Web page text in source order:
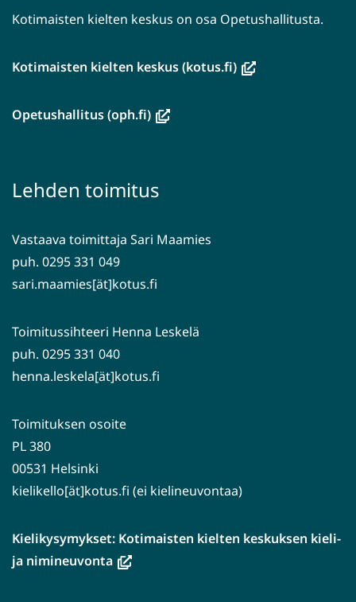
Kotimaisten kielten keskus on osa Opetushallitusta.
Kotimaisten kielten keskus (kotus.fi)(avautuu
Opetushallitus (oph.fi)(avautuu
toiseen
Lehden toimitus
Vastaava toimittaja Sari Maamies
puh. 0295 331 049
sari.maamies[ät]kotus.fi
Toimitussihteeri Henna Leskelä
puh. 0295 331 040
henna.leskela[ät]kotus.fi
Toimituksen osoite
PL 380
00531 Helsinki
kielikello[ät]kotus.fi (ei kielineuvontaa)
Kielikysymykset: Kotimaisten kielten keskuksen kieli-
ja nimineuvonta(avautuu